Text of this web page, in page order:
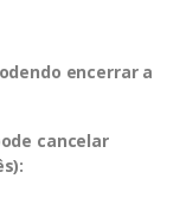
encerrar a
cancelar